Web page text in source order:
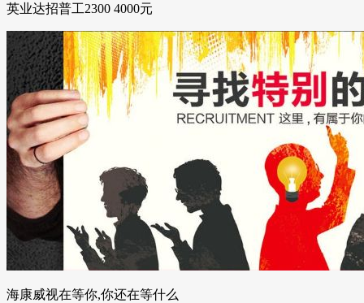
英业达招普工2300 4000元
海康威视在等你,你还在等什么